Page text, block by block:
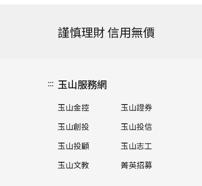
謹慎理財 信用無價
::: 玉山服務網
玉山金控
玉山證券
玉山創投
玉山投信
玉山投顧
玉山志工
玉山文教
菁英招募